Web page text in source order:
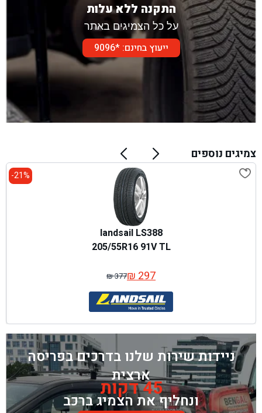
התקנה ללא עלות
על כל הצמיגים באתר
ייעוץ בחינם: *9096
צמיגים נוספים
21%-
landsail LS388
205/55R16 91V TL
₪377
המחיר
המקורי
היה:
₪ 377.
₪297 המחיר
הנוכחי
הוא:
₪ 297.
ניידות שירות שלנו בדרכים בפריסה
ארצית
45 דקות
ונחליף את הצמיג ברכב